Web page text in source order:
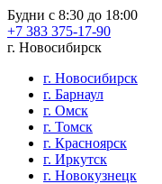
Будни с 8:30 до 18:00
+7 383 375-17-90
г. Новосибирск
г. Новосибирск
г. Барнаул
г. Омск
г. Томск
г. Красноярск
г. Иркутск
г. Новокузнецк